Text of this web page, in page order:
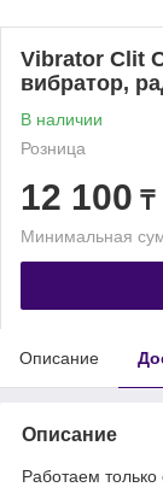
Vibrator Clit
вибратор,
В наличии
Розница
12 100 ₸
Минимальная
Описание
Описание
Работаем только